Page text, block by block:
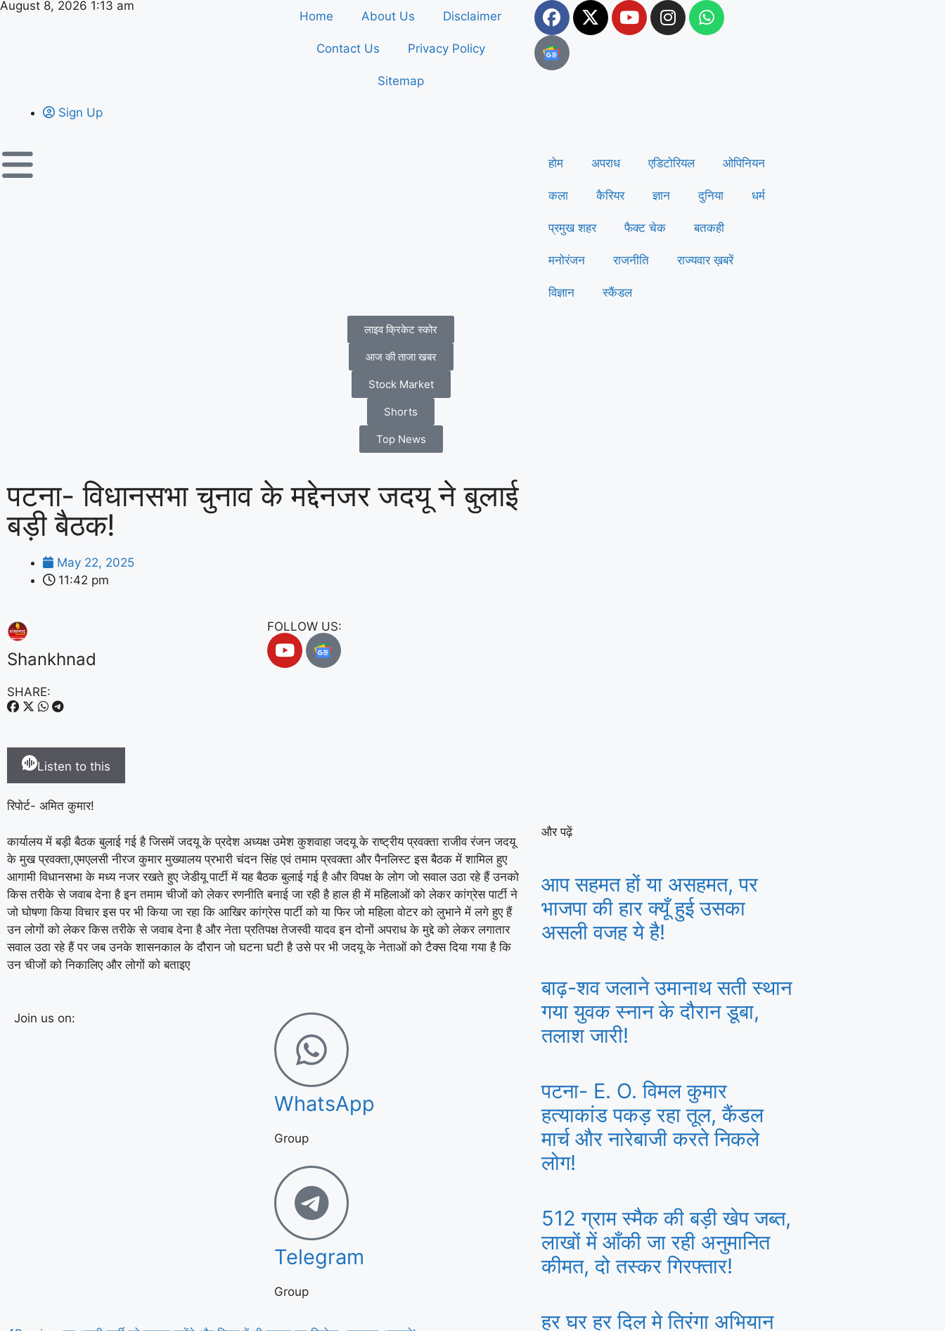
August 8, 2026 1:13 am
Home About Us Disclaimer
Contact Us Privacy Policy
Sitemap
Sign Up
होम अपराध एडिटोरियल ओपिनियन
कला कैरियर ज्ञान दुनिया धर्म
प्रमुख शहर फैक्ट चेक बतकही
मनोरंजन राजनीति राज्यवार ख़बरें
विज्ञान स्कैंडल
लाइव क्रिकेट स्कोर
आज की ताजा खबर
Stock Market
Shorts
Top News
पटना- विधानसभा चुनाव के मद्देनजर जदयू ने बुलाई
बड़ी बैठक!
May 22, 2025
11:42 pm
Shankhnad
FOLLOW US:
SHARE:
Listen to this
रिपोर्ट- अमित कुमार!
कार्यालय में बड़ी बैठक बुलाई गई है जिसमें जदयू के प्रदेश अध्यक्ष उमेश कुशवाहा जदयू के राष्ट्रीय प्रवक्ता राजीव रंजन जदयू
के मुख प्रवक्ता,एमएलसी नीरज कुमार मुख्यालय प्रभारी चंदन सिंह एवं तमाम प्रवक्ता और पैनलिस्ट इस बैठक में शामिल हुए
आगामी विधानसभा के मध्य नजर रखते हुए जेडीयू पार्टी में यह बैठक बुलाई गई है और विपक्ष के लोग जो सवाल उठा रहे हैं उनको
किस तरीके से जवाब देना है इन तमाम चीजों को लेकर रणनीति बनाई जा रही है हाल ही में महिलाओं को लेकर कांग्रेस पार्टी ने
जो घोषणा किया विचार इस पर भी किया जा रहा कि आखिर कांग्रेस पार्टी को या फिर जो महिला वोटर को लुभाने में लगे हुए हैं
उन लोगों को लेकर किस तरीके से जवाब देना है और नेता प्रतिपक्ष तेजस्वी यादव इन दोनों अपराध के मुद्दे को लेकर लगातार
सवाल उठा रहे हैं पर जब उनके शासनकाल के दौरान जो घटना घटी है उसे पर भी जदयू के नेताओं को टैक्स दिया गया है कि
उन चीजों को निकालिए और लोगों को बताइए
Join us on:
WhatsApp
Group
Telegram
Group
और पढ़ें
आप सहमत हों या असहमत, पर
भाजपा की हार क्यूँ हुई उसका
असली वजह ये है!
बाढ़-शव जलाने उमानाथ सती स्थान
गया युवक स्नान के दौरान डूबा,
तलाश जारी!
पटना- E. O. विमल कुमार
हत्याकांड पकड़ रहा तूल, कैंडल
मार्च और नारेबाजी करते निकले
लोग!
512 ग्राम स्मैक की बड़ी खेप जब्त,
लाखों में आँकी जा रही अनुमानित
कीमत, दो तस्कर गिरफ्तार!
हर घर हर दिल मे तिरंगा अभियान